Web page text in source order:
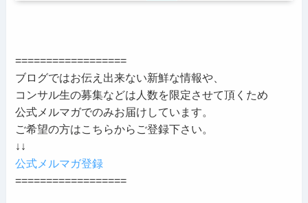
==================
ブログではお伝え出来ない新鮮な情報や、
コンサル生の募集などは人数を限定させて頂くため
公式メルマガでのみお届けしています。
ご希望の方はこちらからご登録下さい。
↓↓
公式メルマガ登録
==================